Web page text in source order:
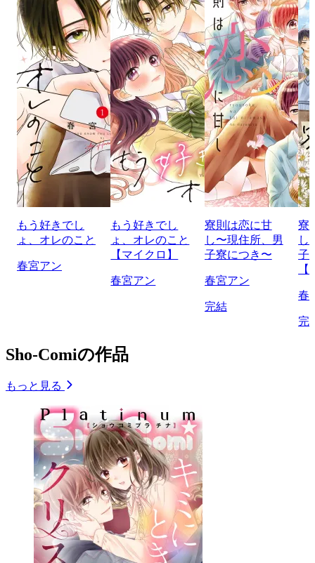
もう好きでし
ょ、オレのこと
春宮アン
もう好きでし
ょ、オレのこと
【マイクロ】
春宮アン
寮則は恋に甘
し〜現住所、男
子寮につき〜
春宮アン
完結
寮
し
子
春
完
Sho-Comiの作品
もっと見る